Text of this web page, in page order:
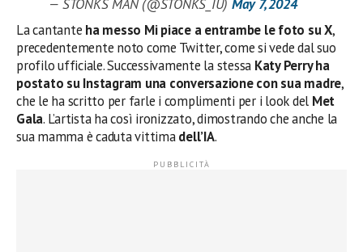
— STONKS MAN (@STONKS_IU) May 7, 2024
La cantante ha messo Mi piace a entrambe le foto su X,
precedentemente noto come Twitter, come si vede dal suo
profilo ufficiale. Successivamente la stessa Katy Perry ha
postato su Instagram una conversazione con sua madre,
che le ha scritto per farle i complimenti per i look del Met
Gala. L’artista ha così ironizzato, dimostrando che anche la
sua mamma è caduta vittimadell’IA.